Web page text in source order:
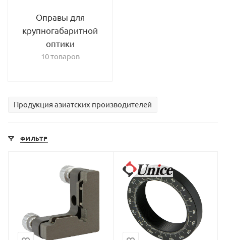
Оправы для
крупногабаритной
оптики
10 товаров
Продукция азиатских производителей
ФИЛЬТР